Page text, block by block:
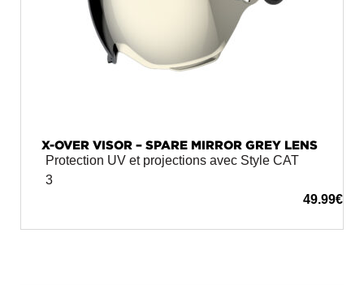
X-OVER VISOR – SPARE MIRROR GREY LENS
Protection UV et projections avec Style CAT
3
49.99€